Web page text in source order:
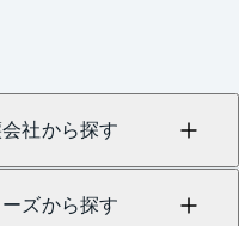
社から探す
ズから探す